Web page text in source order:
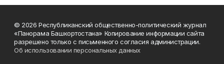
© 2026 Республиканский общественно-политический журнал
«Панорама Башкортостана» Копирование информации сайта
разрешено только с письменного согласия администрации.
Об использовании персональных данных